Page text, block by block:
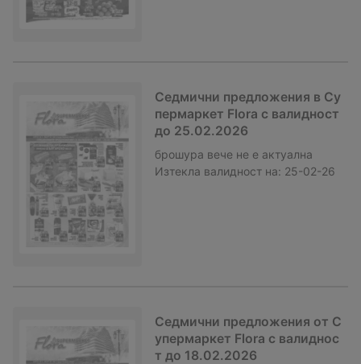
Седмични предложения в Су
пермаркет Flora с валидност
до 25.02.2026
брошура вече не е актуална
Изтекла валидност на: 25-02-26
Седмични предложения от С
упермаркет Flora с валиднос
т до 18.02.2026